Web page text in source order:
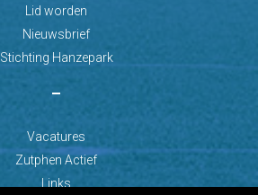
Lid worden
Nieuwsbrief
Stichting Hanzepark
–
Vacatures
Zutphen Actief
Links